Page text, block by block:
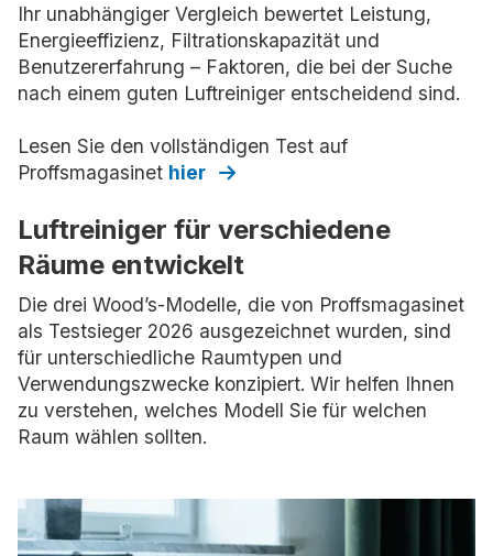
Ihr unabhängiger Vergleich bewertet Leistung,
Energieeffizienz, Filtrationskapazität und
Benutzererfahrung – Faktoren, die bei der Suche
nach einem guten Luftreiniger entscheidend sind.
Lesen Sie den vollständigen Test auf
Proffsmagasinet hier
Luftreiniger für verschiedene
Räume entwickelt
Die drei Wood’s-Modelle, die von Proffsmagasinet
als Testsieger 2026 ausgezeichnet wurden, sind
für unterschiedliche Raumtypen und
Verwendungszwecke konzipiert. Wir helfen Ihnen
zu verstehen, welches Modell Sie für welchen
Raum wählen sollten.